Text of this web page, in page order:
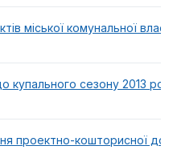
міської комунальної
купального сезону 2013
проектно-кошторисної